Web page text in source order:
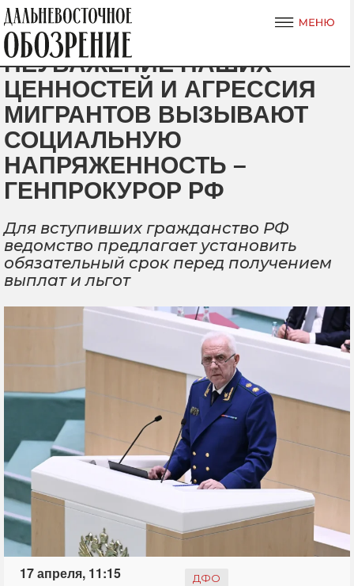
НЕУВАЖЕНИЕ НАШИХ
ЦЕННОСТЕЙ И АГРЕССИЯ
МИГРАНТОВ ВЫЗЫВАЮТ
СОЦИАЛЬНУЮ
НАПРЯЖЕННОСТЬ –
ГЕНПРОКУРОР РФ
Для вступивших гражданство РФ
ведомство предлагает установить
обязательный срок перед получением
выплат и льгот
17 апреля, 11:15 ДФО